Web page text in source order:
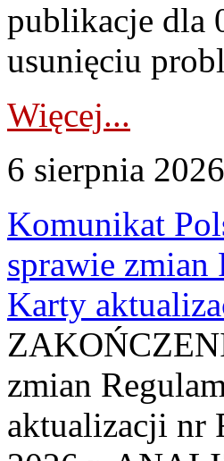
publikacje dla
usunięciu
Więcej...
6 sierpnia
Komunikat
sprawie
Karty
zmian
aktualizacji nr